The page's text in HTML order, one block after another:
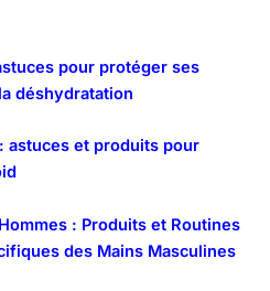
pour protéger ses
déshydratation
astuces et produits pour
: Produits et Routines
des Mains Masculines